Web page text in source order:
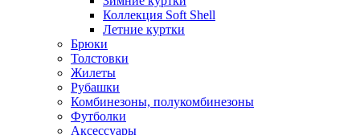
Коллекция Soft Shell
Летние куртки
Брюки
Толстовки
Жилеты
Рубашки
Комбинезоны, полукомбинезоны
Футболки
Аксессуары